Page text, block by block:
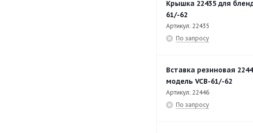
Крышка 22435 для
61/-62
Артикул: 22435
По запросу
Вставка резиновая
модель VCB-61/-62
Артикул: 22446
По запросу